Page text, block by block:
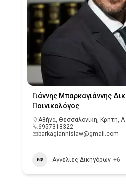
Γιάννης Μπαρκαγιάννης
Ποινικολόγος
Αθήνα, Θεσσαλονίκη, Κρήτη,
6957318322
barkagiannislaw@gmail.com
Αγγελίες Δικηγόρων +6